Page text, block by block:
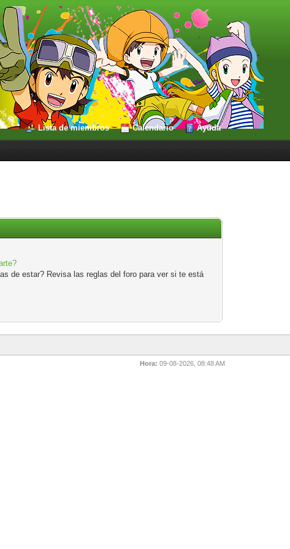
Lista de miembros Calendario Ayuda
de estar? Revisa las reglas del foro para ver si te está
Hora: 09-08-2026, 08:48 AM